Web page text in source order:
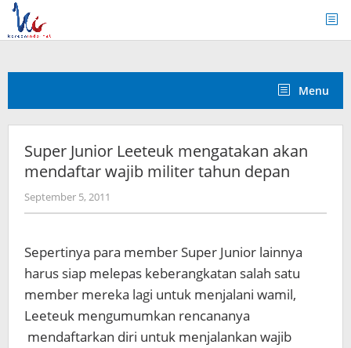
Skip
content
Menu
Super Junior Leeteuk mengatakan akan
mendaftar wajib militer tahun depan
September 5, 2011
Koreanindo
Sepertinya para member Super Junior lainnya
harus siap melepas keberangkatan salah satu
member mereka lagi untuk menjalani wamil,
Leeteuk mengumumkan rencananya
mendaftarkan diri untuk menjalankan wajib